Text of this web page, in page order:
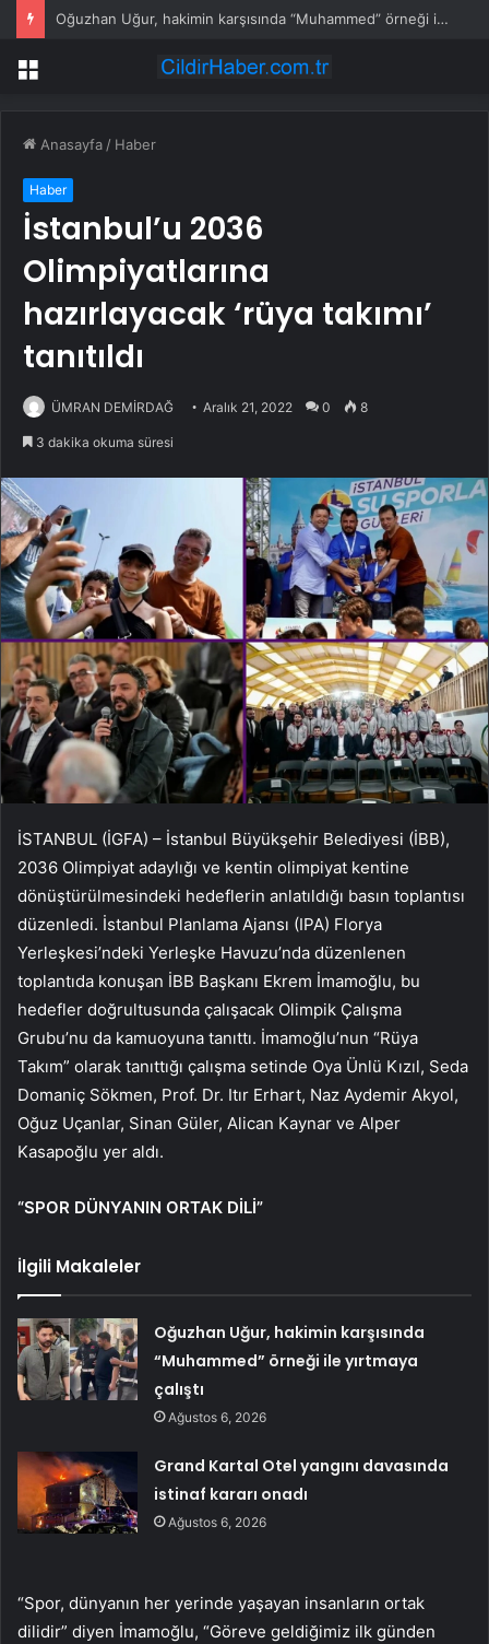
Grand Kartal Otel yangını davasında istinaf kararı onadı
Menü
Anasayfa / Haber
Haber
İstanbul’u 2036
Olimpiyatlarına
hazırlayacak ‘rüya takımı’
tanıtıldı
ÜMRAN DEMİRDAĞ Aralık 21, 2022 0 8
3 dakika okuma süresi
İSTANBUL (İGFA) – İstanbul Büyükşehir Belediyesi (İBB),
2036 Olimpiyat adaylığı ve kentin olimpiyat kentine
dönüştürülmesindeki hedeflerin anlatıldığı basın toplantısı
düzenledi. İstanbul Planlama Ajansı (IPA) Florya
Yerleşkesi’ndeki Yerleşke Havuzu’nda düzenlenen
toplantıda konuşan İBB Başkanı Ekrem İmamoğlu, bu
hedefler doğrultusunda çalışacak Olimpik Çalışma
Grubu’nu da kamuoyuna tanıttı. İmamoğlu’nun “Rüya
Takım” olarak tanıttığı çalışma setinde Oya Ünlü Kızıl, Seda
Domaniç Sökmen, Prof. Dr. Itır Erhart, Naz Aydemir Akyol,
Oğuz Uçanlar, Sinan Güler, Alican Kaynar ve Alper
Kasapoğlu yer aldı.
“SPOR DÜNYANIN ORTAK DİLİ”
İlgili Makaleler
Oğuzhan Uğur, hakimin karşısında
“Muhammed” örneği ile yırtmaya
çalıştı
Ağustos 6, 2026
Grand Kartal Otel yangını davasında
istinaf kararı onadı
Ağustos 6, 2026
“Spor, dünyanın her yerinde yaşayan insanların ortak
dilidir” diyen İmamoğlu, “Göreve geldiğimiz ilk günden